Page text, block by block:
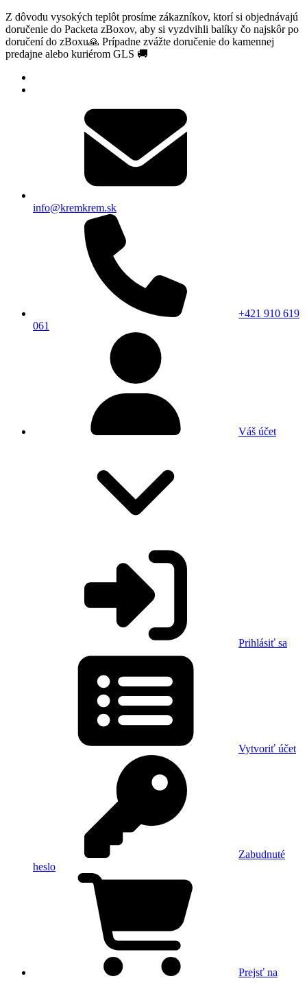
Z dôvodu vysokých teplôt prosíme zákazníkov, ktorí si objednávajú
doručenie do Packeta zBoxov, aby si vyzdvihli balíky čo najskôr po
doručení do zBoxu🙏 Prípadne zvážte doručenie do kamennej
predajne alebo kuriérom GLS 🚚
info@kremkrem.sk
+421 910 619
061
Váš účet
Prihlásiť sa
Vytvoriť účet
Zabudnuté
heslo
Prejsť na